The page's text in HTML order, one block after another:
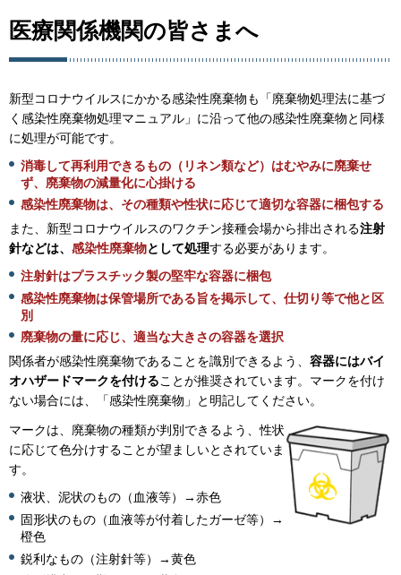
医療関係機関の皆さまへ
新型コロナウイルスにかかる感染性廃棄物も「廃棄物処理法に基づ
く感染性廃棄物処理マニュアル」に沿って他の感染性廃棄物と同様
に処理が可能です。
消毒して再利用できるもの（リネン類など）はむやみに廃棄せ
ず、廃棄物の減量化に心掛ける
感染性廃棄物は、その種類や性状に応じて適切な容器に梱包する
また、新型コロナウイルスのワクチン接種会場から排出される注射
針などは、 感染性廃棄物として処理する必要があります。
注射針はプラスチック製の堅牢な容器に梱包
感染性廃棄物は保管場所である旨を掲示して、仕切り等で他と区
別
廃棄物の量に応じ、適当な大きさの容器を選択
関係者が感染性廃棄物であることを識別できるよう、 容器にはバイ
オハザードマークを付けることが推奨されています。マークを付け
ない場合には、「感染性廃棄物」と明記してください。
マークは、廃棄物の種類が判別できるよう、性状
に応じて色分けすることが望ましいとされていま
す。
液状、泥状のもの（血液等）→赤色
固形状のもの（血液等が付着したガーゼ等）→
橙色
鋭利なもの（注射針等）→黄色